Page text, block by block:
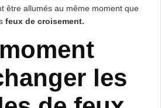
être allumés au même moment que
feux de croisement.
les